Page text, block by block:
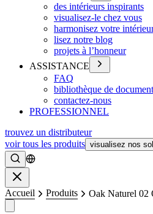
des intérieurs inspirants
visualisez-le chez vous
harmonisez votre
lisez notre blog
projets à l’honneur
ASSISTANCE
FAQ
bibliothèque de
contactez-nous
PROFESSIONNEL
trouvez un distributeur
voir tous les produits visualisez nos
Rechercher
Accueil Produits Oak Naturel 02